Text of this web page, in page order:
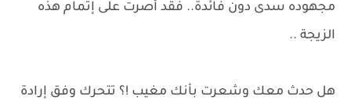
مجهوده سدى دون فائدة.. فقد أصرت على إتمام هذه
الزيجة ..
هل حدث معك وشعرت بأنك مغيب !؟ تتحرك وفق إرادة